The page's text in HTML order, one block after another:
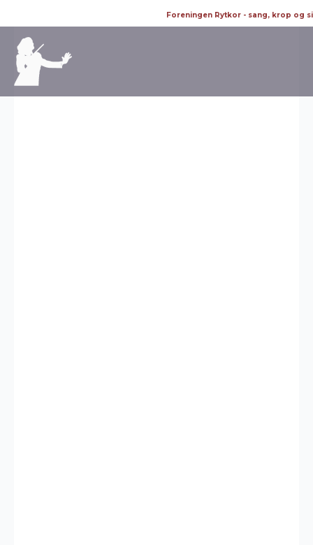
Foreningen Rytkor - sang, krop og